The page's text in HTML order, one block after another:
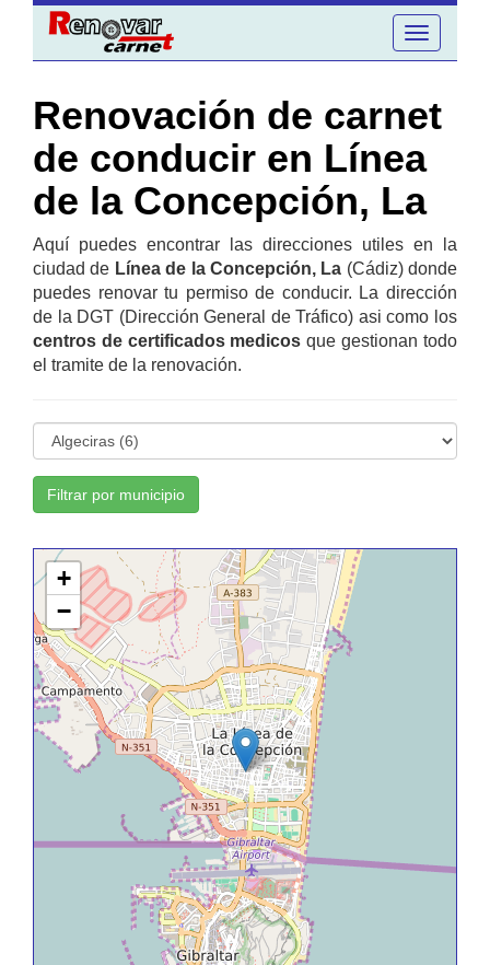
Toggle
navigation
Renovación de carnet
de conducir en Línea
de la Concepción, La
Aquí puedes encontrar las direcciones utiles en la
ciudad de Línea de la Concepción, La (Cádiz) donde
puedes renovar tu permiso de conducir. La dirección
de la DGT (Dirección General de Tráfico) asi como los
centros de certificados medicos que gestionan todo
el tramite de la renovación.
Filtrar por municipio
+
−